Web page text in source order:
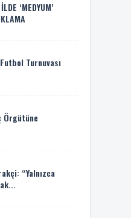
‘MEDYUM’
Turnuvası
Örgütüne
“Yalnızca